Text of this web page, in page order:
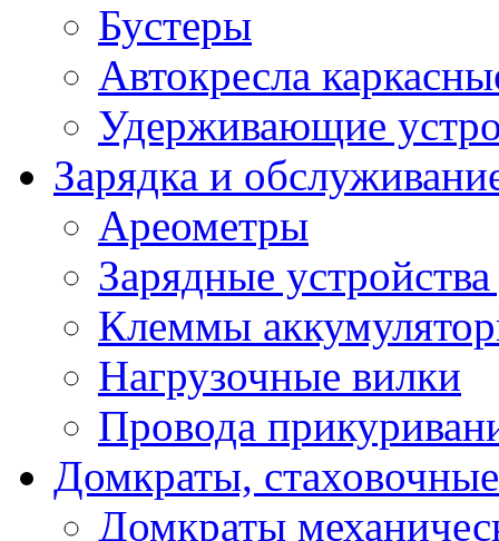
Бустеры
Автокресла
Удерживающие
Зарядка и
Ареометры
Зарядные
Клеммы
Нагрузочные вилки
Провода
Домкраты,
Домкраты